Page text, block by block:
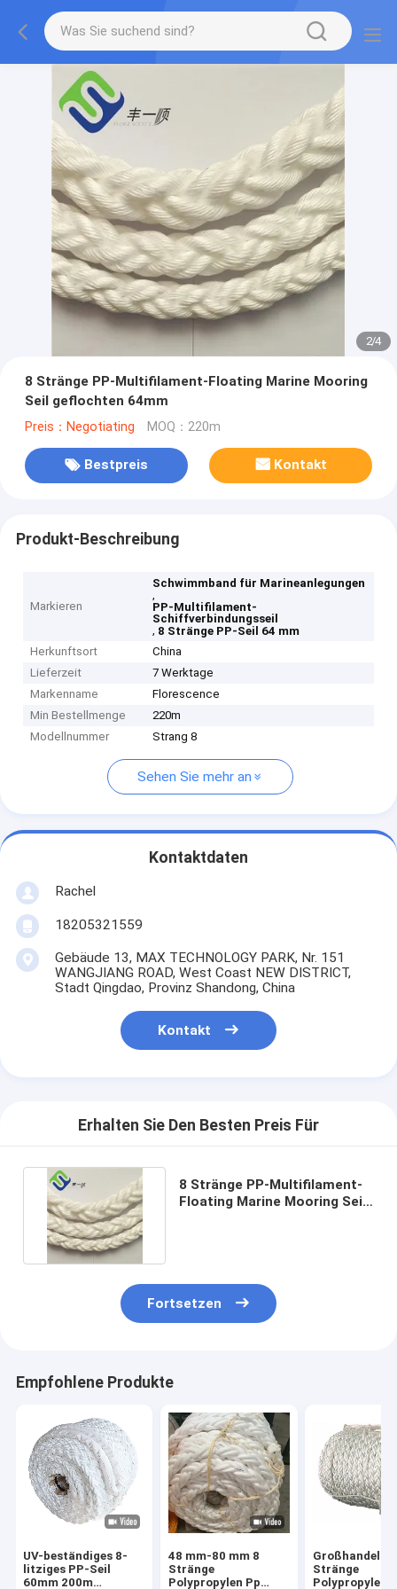
2/4
8 Stränge PP-Multifilament-Floating Marine Mooring
Seil geflochten 64mm
Preis：Negotiating MOQ：220m
Bestpreis Kontakt
Produkt-Beschreibung
Markieren
Schwimmband für Marineanlegungen
,
PP-Multifilament-
Schiffverbindungsseil
, 8 Stränge PP-Seil 64 mm
Herkunftsort
China
Lieferzeit
7 Werktage
Markenname
Florescence
Min Bestellmenge
220m
Modellnummer
Strang 8
Sehen Sie mehr an
Kontaktdaten
Rachel
18205321559
Gebäude 13, MAX TECHNOLOGY PARK, Nr. 151
WANGJIANG ROAD, West Coast NEW DISTRICT,
Stadt Qingdao, Provinz Shandong, China
Kontakt
Erhalten Sie Den Besten Preis Für
8 Stränge PP-Multifilament-
Floating Marine Mooring Seil
Fortsetzen
Empfohlene Produkte
UV-beständiges 8-
litziges PP-Seil
60mm 200m
48 mm-80 mm 8
Stränge
Polypropylen Pp
Großhandel 8
Stränge
Polypropylen